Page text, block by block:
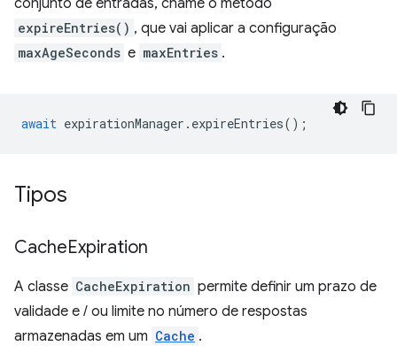
conjunto de entradas, chame o método
expireEntries() , que vai aplicar a configuração
maxAgeSeconds e maxEntries .
await expirationManager . expireEntries();
Tipos
CacheExpiration
A classe CacheExpiration permite definir um prazo de
validade e / ou limite no número de respostas
armazenadas em um Cache .